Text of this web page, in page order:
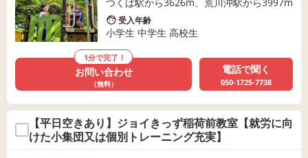
受入年齢
小学生 中学生 高校生
1分で完了！
お問い合わせ
（無料）
電話で聞く
050-1725-7738
【平日空きあり】ジョイきっず稲荷前教室【就労に向
けた小集団又は個別トレーニング充実】